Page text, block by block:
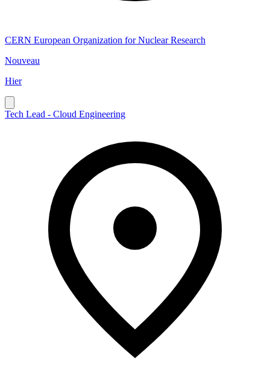
CERN European Organization for Nuclear Research
Nouveau
Hier
Tech Lead - Cloud Engineering